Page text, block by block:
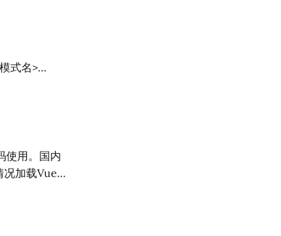
况加载Vue
象云存储